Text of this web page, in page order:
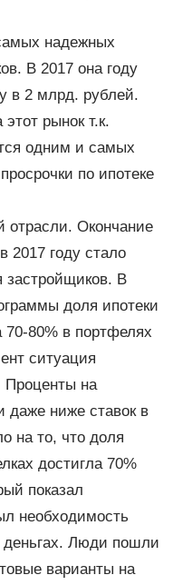
надежных
В 2017 она году
в 2 млрд. рублей.
рынок т.к.
одним и самых
по ипотеке
отрасли. Окончание
2017 году стало
застройщиков. В
доля ипотеки
70-80% в портфелях
ситуация
Проценты на
даже ниже ставок в
на то, что доля
достигла 70%
показал
необходимость
Люди пошли
варианты на